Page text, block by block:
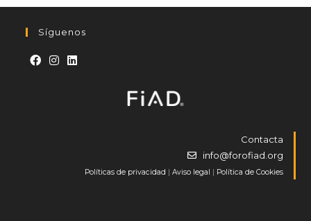
Síguenos
Contacta
info@forofiad.org
Políticas de privacidad | Aviso legal | Política de Cookies